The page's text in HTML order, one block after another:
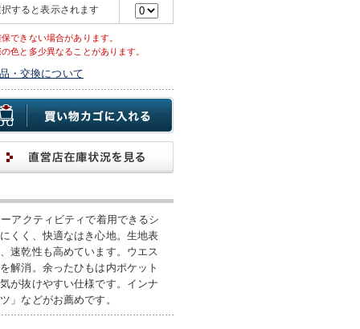
すると表示されます
できない場合があります。
色と多少異なることがあります。
・交換について
アクティビティで着用できるシ
くく、快適なはき心地。生地表
速乾性も高めています。ウエス
解消。余ったひもは内ポケット
が抜けやすい仕様です。インナ
」などがお薦めです。